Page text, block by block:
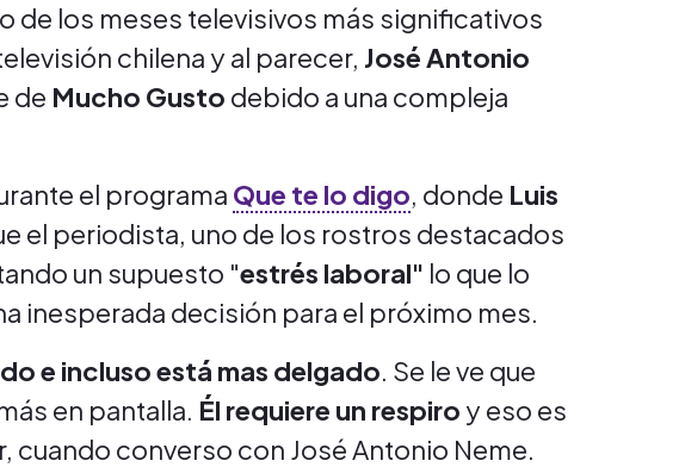
de los meses televisivos más significativos
chilena y al parecer, José Antonio
de Mucho Gusto debido a una compleja
el programa Que te lo digo, donde Luis
el periodista, uno de los rostros destacados
un supuesto "estrés laboral" lo que lo
inesperada decisión para el próximo mes.
e incluso está mas delgado. Se le ve que
en pantalla. Él requiere un respiro y eso es
cuando converso con José Antonio Neme.